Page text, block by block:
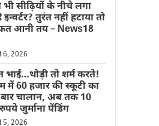
सीढ़ियों के नीचे लगा
तुरंत नहीं हटाया तो
आनी तय – News18
6, 2026
भाई…थोड़ी तो शर्म करते!
में 60 हजार की स्कूटी का
चालान, अब तक 10
जुर्माना पेंडिंग
5, 2026